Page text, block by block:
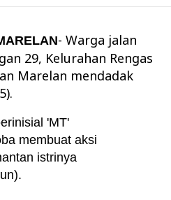
- Warga jalan
29, Kelurahan Rengas
Marelan mendadak
'MT'
membuat aksi
istrinya